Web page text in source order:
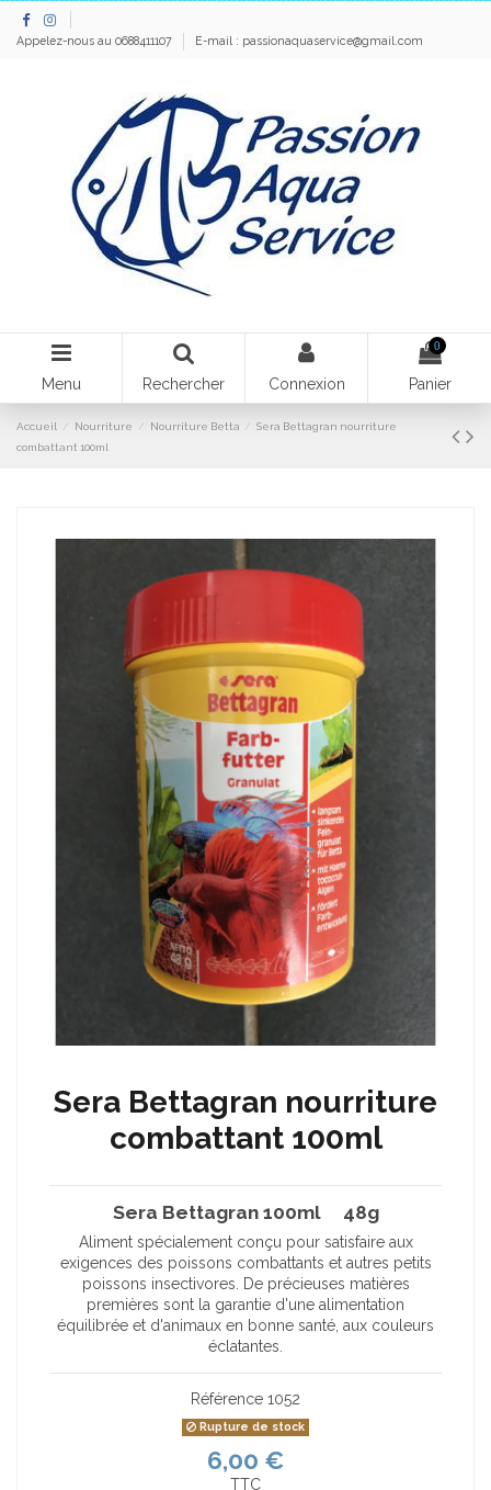
Appelez-nous au 0688411107 E-mail : passionaquaservice@gmail.com
Menu Rechercher Connexion
0
Panier
Accueil Nourriture Nourriture Betta
Sera Bettagran nourriture
combattant 100ml
Sera Bettagran nourriture
combattant 100ml
Sera Bettagran 100ml 48g
Aliment spécialement conçu pour satisfaire aux
exigences des poissons combattants et autres petits
poissons insectivores. De précieuses matières
premières sont la garantie d'une alimentation
équilibrée et d'animaux en bonne santé, aux couleurs
éclatantes.
Référence 1052
Rupture de stock
6,00 €
TTC